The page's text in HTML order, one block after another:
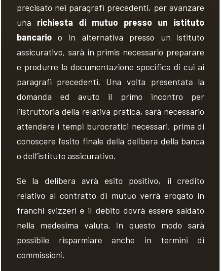
precisato nei paragrafi precedenti, per avanzare
una
richiesta di mutuo presso un istituto
bancario o in alternativa presso un istituto
assicurativo, sarà in primis necessario preparare
e produrre la documentazione specifica di cui ai
paragrafi precedenti. Una volta presentata la
domanda ed avuto il primo incontro per
l’istruttoria della relativa pratica, sarà necessario
attendere i tempi burocratici necessari, prima di
conoscere l’esito finale della delibera della banca
o dell’istituto assicurativo.
Se la delibera avrà esito positivo, il credito
relativo al contratto di mutuo verrà erogato in
franchi svizzeri e il debito dovrà essere saldato
nella medesima valuta. In questo modo sarà
possibile risparmiare anche in termini di
commissioni.